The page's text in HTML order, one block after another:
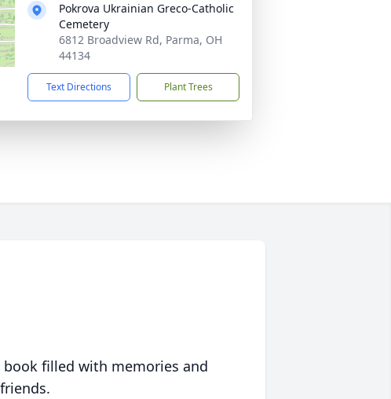
Pokrova Ukrainian Greco-Catholic
Cemetery
6812 Broadview Rd, Parma, OH
44134
Text Directions Plant Trees
filled with memories and